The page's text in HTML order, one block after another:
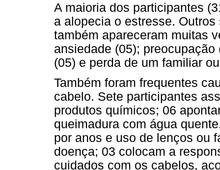
A maioria dos participantes
a alopecia o estresse.
também apareceram muitas
ansiedade (05);
(05) e perda de um familiar
Também foram frequentes
cabelo. Sete participantes
produtos químicos; 06
queimadura com água
por anos e uso de lenços ou
doença; 03 colocam a
cuidados com os cabelos,